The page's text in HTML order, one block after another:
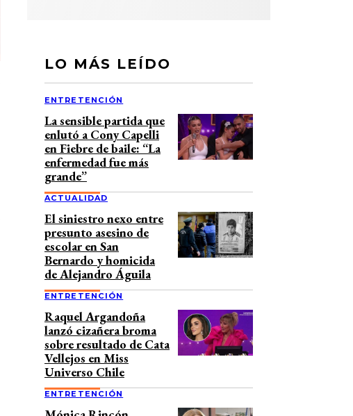
LO MÁS LEÍDO
ENTRETENCIÓN
La sensible partida que
enlutó a Cony Capelli
en Fiebre de baile: “La
enfermedad fue más
grande”
ACTUALIDAD
El siniestro nexo entre
presunto asesino de
escolar en San
Bernardo y homicida
de Alejandro Águila
ENTRETENCIÓN
Raquel Argandoña
lanzó cizañera broma
sobre resultado de Cata
Vellejos en Miss
Universo Chile
ENTRETENCIÓN